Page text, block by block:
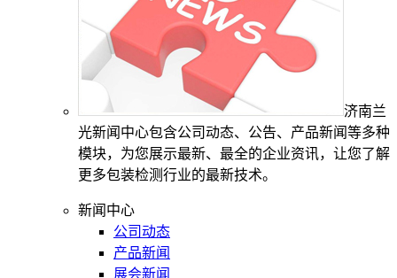
济南兰
光新闻中心包含公司动态、公告、产品新闻等多种
模块，为您展示最新、最全的企业资讯，让您了解
更多包装检测行业的最新技术。
新闻中心
公司动态
产品新闻
展会新闻